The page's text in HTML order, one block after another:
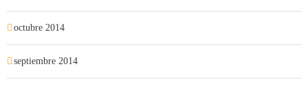
octubre 2014
septiembre 2014